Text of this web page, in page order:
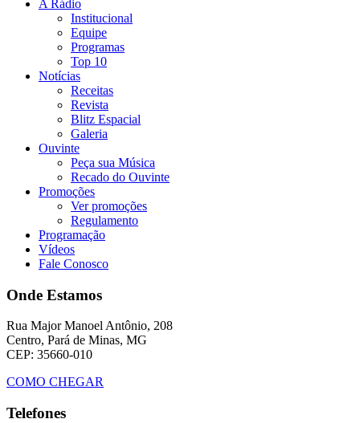
A Rádio
Institucional
Equipe
Programas
Top 10
Notícias
Receitas
Revista
Blitz Espacial
Galeria
Ouvinte
Peça sua Música
Recado do Ouvinte
Promoções
Ver promoções
Regulamento
Programação
Vídeos
Fale Conosco
Onde Estamos
Rua Major Manoel Antônio, 208
Centro, Pará de Minas, MG
CEP: 35660-010
COMO CHEGAR
Telefones